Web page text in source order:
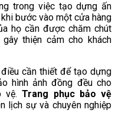
trong việc tạo dựng ấn
bước vào một cửa hàng
họ cần được chăm chút
thiện cảm cho khách
cần thiết để tạo dựng
hình ảnh đồng đều cho
vệ.Trang phục bảo vệ
lịch sự và chuyên nghiệp